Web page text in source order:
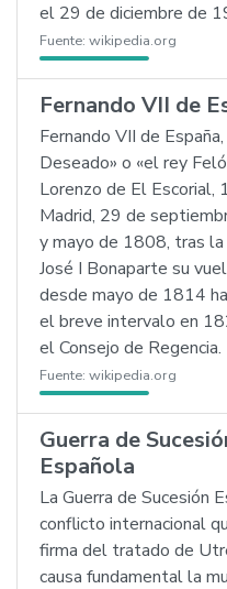
el 29 de diciembre de
Fuente: wikipedia.org
Fernando VII de
Fernando VII de
Deseado» o «el rey
Lorenzo de El
Madrid, 29 de
y mayo de 1808, tras
José I Bonaparte su
desde mayo de 1814
el breve intervalo en
el Consejo de Regencia.
Fuente: wikipedia.org
Guerra de
Española
La Guerra de Sucesión
conflicto internacional
firma del tratado de
causa fundamental la